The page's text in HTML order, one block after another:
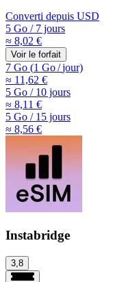
Converti depuis USD
5 Go /7 jours
≈ 8,02 €
Voir le forfait
7 Go (1 Go/jour)
≈ 11,62 €
5 Go /10 jours
≈ 8,11 €
5 Go /15 jours
≈ 8,56 €
Instabridge
3,8